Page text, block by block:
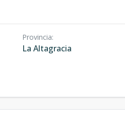
Provincia:
La Altagracia